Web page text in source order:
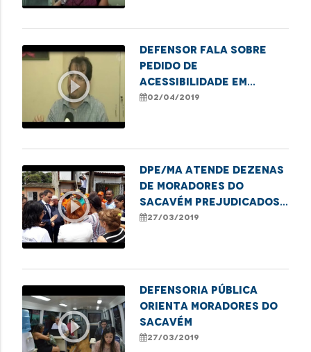
play_circle_outline
Defensor fala sobre
pedido de
acessibilidade em
locais públicos na
02/04/2019
play_circle_outline
DPE/MA atende dezenas
de moradores do
Sacavém prejudicados
pelas fortes chuvas
27/03/2019
play_circle_outline
Defensoria Pública
orienta moradores do
Sacavém
27/03/2019